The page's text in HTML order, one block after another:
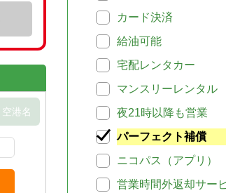
カード決済
給油可能
宅配レンタカー
マンスリーレンタル
夜21時以降も営業
パーフェクト補償
ニコパス（アプリ）
営業時間外返却サー
空港名